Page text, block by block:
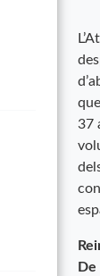
37
De